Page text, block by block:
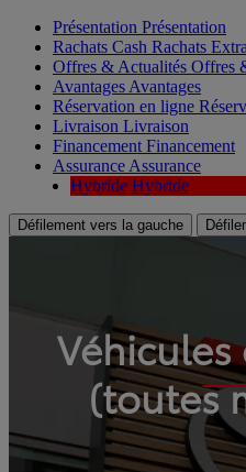
Présentation Présentation
Rachats Cash Rachats
Offres & Actualités Offres
Avantages Avantages
Réservation en ligne
Livraison Livraison
Financement Financement
Assurance Assurance
Hybride Hybride
Défilement vers la gauche
(toutes